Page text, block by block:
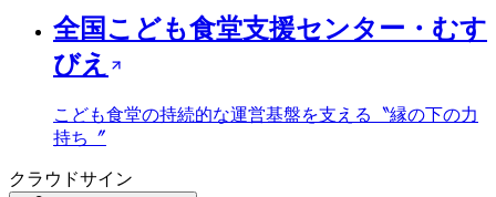
全国こども食堂支援センター・むす
びえ
こども食堂の持続的な運営基盤を支える〝縁の下の力
持ち〞
クラウドサイン